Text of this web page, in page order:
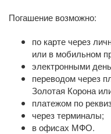
Погашение возможно:
по карте через
или в мобильном
электронными
переводом через
Золотая Корона
платежом по
через терминалы;
в офисах МФО.